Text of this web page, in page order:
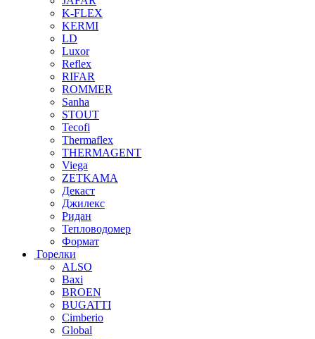
K-FLEX
KERMI
LD
Luxor
Reflex
RIFAR
ROMMER
Sanha
STOUT
Tecofi
Thermaflex
THERMAGENT
Viega
ZETKAMA
Декаст
Джилекс
Ридан
Тепловодомер
Формат
Горелки
ALSO
Baxi
BROEN
BUGATTI
Cimberio
Global